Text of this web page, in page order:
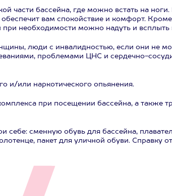
части бассейна, где можно встать на
вам спокойствие и комфорт.
при необходимости можно надуть и всплыть
люди с инвалидностью, если они не
проблемами ЦНС и сердечно-
и/или наркотического опьянения.
при посещении бассейна, а также
себе: сменную обувь для бассейна,
пакет для уличной обуви. Справку